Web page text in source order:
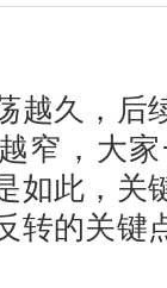
久，后续
窄，大
如此，关
转的关键